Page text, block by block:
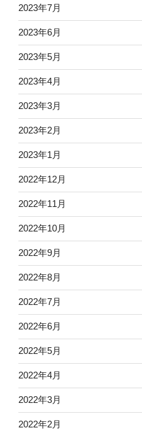
2023年7月
2023年6月
2023年5月
2023年4月
2023年3月
2023年2月
2023年1月
2022年12月
2022年11月
2022年10月
2022年9月
2022年8月
2022年7月
2022年6月
2022年5月
2022年4月
2022年3月
2022年2月